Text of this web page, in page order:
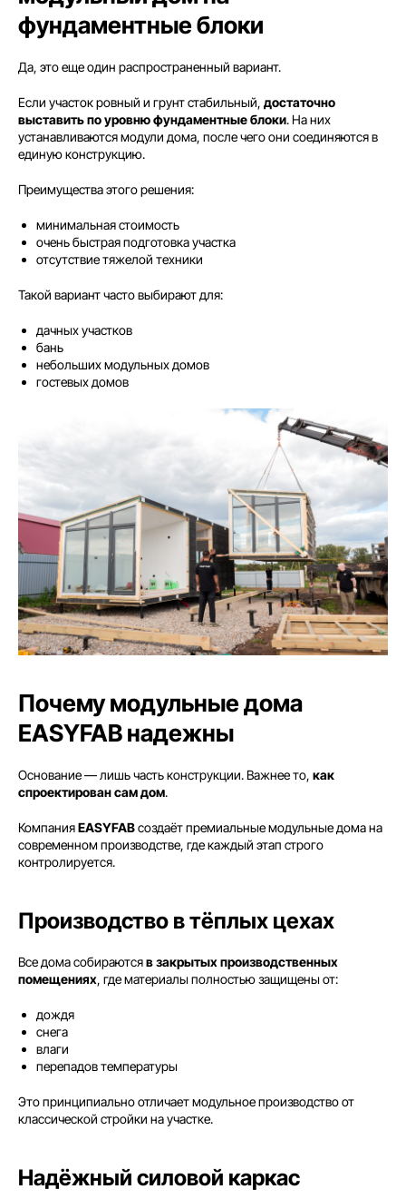
фундаментные блоки
Да, это еще один распространенный вариант.
Если участок ровный и грунт стабильный, достаточно
выставить по уровню фундаментные блоки. На них
устанавливаются модули дома, после чего они соединяются в
единую конструкцию.
Преимущества этого решения:
минимальная стоимость
очень быстрая подготовка участка
отсутствие тяжелой техники
Такой вариант часто выбирают для:
дачных участков
бань
небольших модульных домов
гостевых домов
Почему модульные дома
EASYFAB надежны
Основание — лишь часть конструкции. Важнее то, как
спроектирован сам дом.
КомпанияEASYFABсоздаёт премиальные модульные дома на
современном производстве, где каждый этап строго
контролируется.
Производство в тёплых цехах
Все дома собираютсяв закрытых производственных
помещениях, где материалы полностью защищены от:
дождя
снега
влаги
перепадов температуры
Это принципиально отличает модульное производство от
классической стройки на участке.
Надёжный силовой каркас